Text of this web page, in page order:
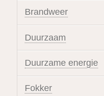
Brandweer
Duurzaam
Duurzame energie
Fokker